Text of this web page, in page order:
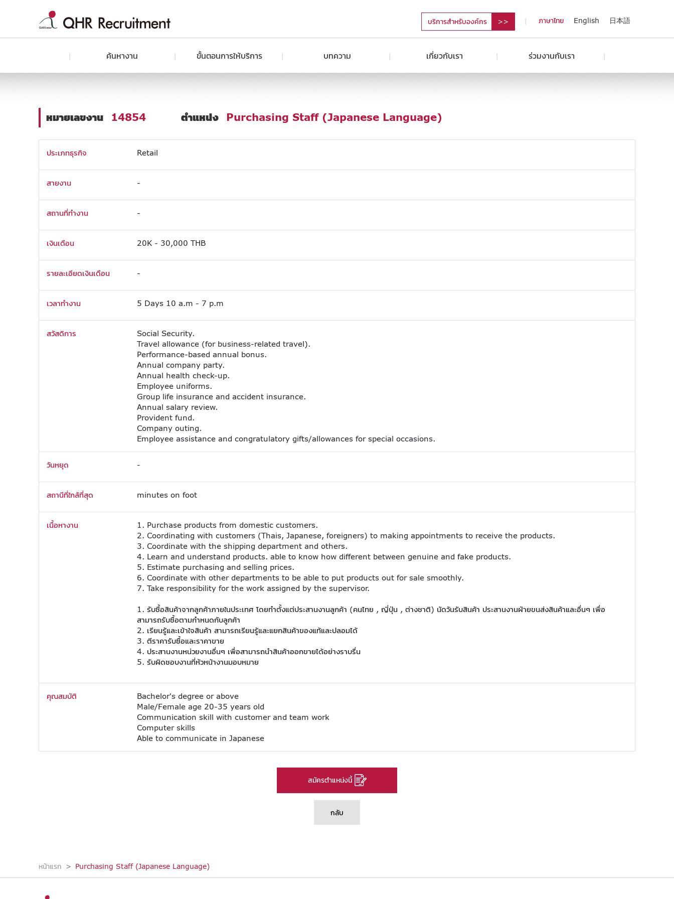
บริการสำหรับองค์กร ภาษาไทย English 日本語
ค้นหางาน ขั้นตอนการให้บริการ บทความ เกี่ยวกับเรา ร่วมงานกับเรา
หมายเลขงาน 14854 ตำแหน่ง Purchasing Staff (Japanese Language)
ประเภทธุรกิจ Retail
สายงาน -
สถานที่ทำงาน -
เงินเดือน 20K - 30,000 THB
รายละเอียดเงินเดือน -
เวลาทำงาน 5 Days 10 a.m - 7 p.m
สวัสดิการ
Social Security.
Travel allowance (for business-related travel).
Performance-based annual bonus.
Annual company party.
Annual health check-up.
Employee uniforms.
Group life insurance and accident insurance.
Annual salary review.
Provident fund.
Company outing.
Employee assistance and congratulatory gifts/allowances for special occasions.
วันหยุด -
สถานีที่ใกล้ที่สุด minutes on foot
เนื้อหางาน
1. Purchase products from domestic customers.
2. Coordinating with customers (Thais, Japanese, foreigners) to making appointments to receive the products.
3. Coordinate with the shipping department and others.
4. Learn and understand products. able to know how different between genuine and fake products.
5. Estimate purchasing and selling prices.
6. Coordinate with other departments to be able to put products out for sale smoothly.
7. Take responsibility for the work assigned by the supervisor.
1. รับซื้อสินค้าจากลูกค้าภายในประเทศ โดยทำตั้งแต่ประสานงานลูกค้า (คนไทย , ญี่ปุ่น , ต่างชาติ) นัดวันรับสินค้า ประสานงานฝ่ายขนส่งสินค้าและอื่นๆ เพื่อ
สามารถรับซื้อตามกำหนดกับลูกค้า
2. เรียนรู้และเข้าใจสินค้า สามารถเรียนรู้และแยกสินค้าของแท้และปลอมได้
3. ตีราคารับซื้อและราคาขาย
4. ประสานงานหน่วยงานอื่นๆ เพื่อสามารถนำสินค้าออกขายได้อย่างราบรื่น
5. รับผิดชอบงานที่หัวหน้างานมอบหมาย
คุณสมบัติ
Bachelor's degree or above
Male/Female age 20-35 years old
Communication skill with customer and team work
Computer skills
Able to communicate in Japanese
สมัครตำแหน่งนี้
กลับ
หน้าแรก Purchasing Staff (Japanese Language)